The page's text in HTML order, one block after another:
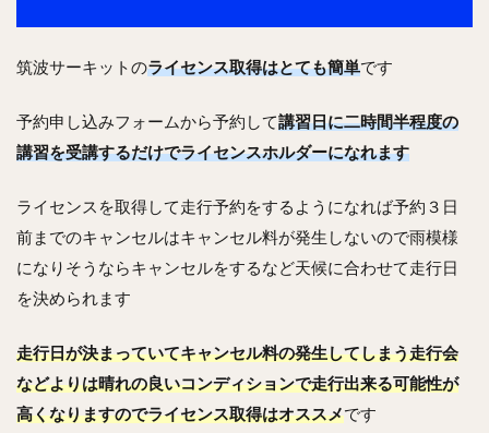
筑波サーキットのライセンス取得はとても簡単です
予約申し込みフォームから予約して講習日に二時間半程度の
講習を受講するだけでライセンスホルダーになれます
ライセンスを取得して走行予約をするようになれば予約３日
前までのキャンセルはキャンセル料が発生しないので雨模様
になりそうならキャンセルをするなど天候に合わせて走行日
を決められます
走行日が決まっていてキャンセル料の発生してしまう走行会
などよりは晴れの良いコンディションで走行出来る可能性が
高くなりますのでライセンス取得はオススメです